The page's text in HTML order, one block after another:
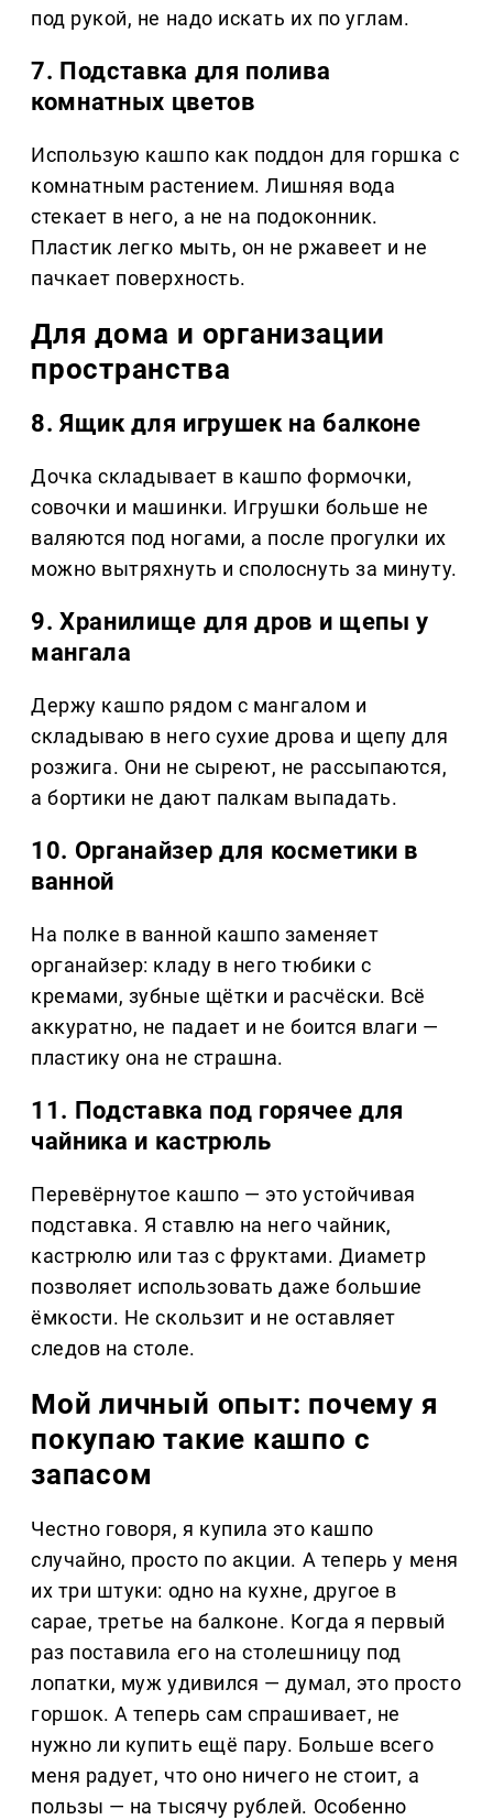
под рукой, не надо искать их по углам.
7. Подставка для полива
комнатных цветов
Использую кашпо как поддон для горшка с
комнатным растением. Лишняя вода
стекает в него, а не на подоконник.
Пластик легко мыть, он не ржавеет и не
пачкает поверхность.
Для дома и организации
пространства
8. Ящик для игрушек на балконе
Дочка складывает в кашпо формочки,
совочки и машинки. Игрушки больше не
валяются под ногами, а после прогулки их
можно вытряхнуть и сполоснуть за минуту.
9. Хранилище для дров и щепы у
мангала
Держу кашпо рядом с мангалом и
складываю в него сухие дрова и щепу для
розжига. Они не сыреют, не рассыпаются,
а бортики не дают палкам выпадать.
10. Органайзер для косметики в
ванной
На полке в ванной кашпо заменяет
органайзер: кладу в него тюбики с
кремами, зубные щётки и расчёски. Всё
аккуратно, не падает и не боится влаги —
пластику она не страшна.
11. Подставка под горячее для
чайника и кастрюль
Перевёрнутое кашпо — это устойчивая
подставка. Я ставлю на него чайник,
кастрюлю или таз с фруктами. Диаметр
позволяет использовать даже большие
ёмкости. Не скользит и не оставляет
следов на столе.
Мой личный опыт: почему я
покупаю такие кашпо с
запасом
Честно говоря, я купила это кашпо
случайно, просто по акции. А теперь у меня
их три штуки: одно на кухне, другое в
сарае, третье на балконе. Когда я первый
раз поставила его на столешницу под
лопатки, муж удивился — думал, это просто
горшок. А теперь сам спрашивает, не
нужно ли купить ещё пару. Больше всего
меня радует, что оно ничего не стоит, а
пользы — на тысячу рублей. Особенно